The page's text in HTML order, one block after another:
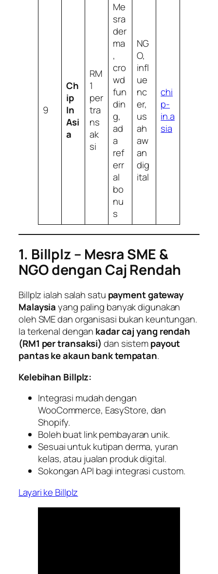
9
Ch
ip
In
Asi
a
RM
1
per
tra
ns
ak
si
Me
sra
der
ma
,
cro
wd
fun
din
g,
ad
a
ref
err
al
bo
nu
s
NG
O,
infl
ue
nc
er,
us
ah
aw
an
dig
ital
chi
p-
in.a
sia
1. Billplz – Mesra SME &
NGO dengan Caj Rendah
Billplz ialah salah satu payment gateway
Malaysiayang paling banyak digunakan
oleh SME dan organisasi bukan keuntungan.
Ia terkenal dengan kadar caj yang rendah
(RM1 per transaksi) dan sistempayout
pantas ke akaun bank tempatan.
Kelebihan Billplz:
Integrasi mudah dengan
WooCommerce, EasyStore, dan
Shopify.
Boleh buat link pembayaran unik.
Sesuai untuk kutipan derma, yuran
kelas, atau jualan produk digital.
Sokongan API bagi integrasi custom.
Layari ke Billplz